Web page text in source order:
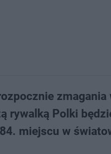
rywalką Polki
miejscu w